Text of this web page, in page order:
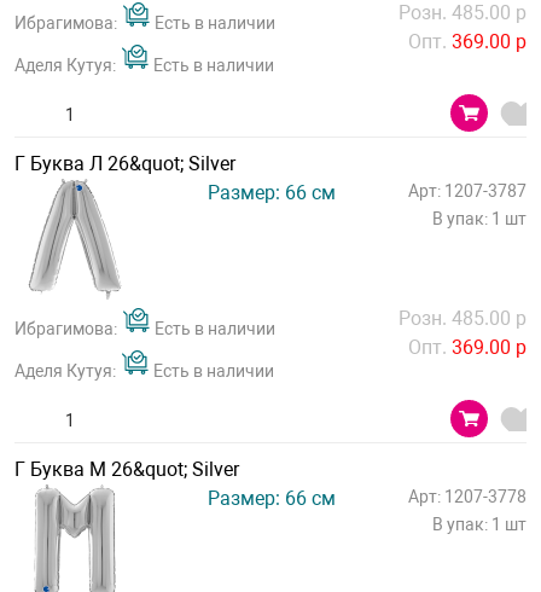
Ибрагимова: Есть в наличии
Аделя Кутуя: Есть в наличии
Розн. 485.00 р
Опт. 369.00 р
Г Буква Л 26&quot; Silver
Размер: 66 см
Арт: 1207-3787
В упак: 1 шт
Ибрагимова: Есть в наличии
Аделя Кутуя: Есть в наличии
Розн. 485.00 р
Опт. 369.00 р
Г Буква М 26&quot; Silver
Размер: 66 см
Арт: 1207-3778
В упак: 1 шт